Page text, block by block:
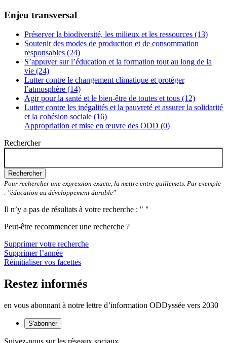
Enjeu transversal
Préserver la biodiversité, les milieux et les ressources (13)
Soutenir des modes de production et de consommation
responsables (24)
S’appuyer sur l’éducation et la formation tout au long de la
vie (24)
Lutter contre le changement climatique et protéger
l’atmosphère (14)
Agir pour la santé et le bien-être de toutes et tous (12)
Lutter contre les inégalités et la pauvreté et assurer la solidarité
et la cohésion sociale (16)
Appropriation et mise en œuvre des ODD (0)
Rechercher
Rechercher
Pour rechercher une expression exacte, la mettre entre guillemets. Par exemple
: "éducation au développement durable"
Il n’y a pas de résultats à votre recherche : " "
Peut-être recommencer une recherche ?
Supprimer votre recherche
Supprimer l’année
Réinitialiser vos facettes
Restez informés
en vous abonnant à notre lettre d’information ODDyssée vers 2030
S'abonner
Suivez-nous sur les réseaux sociaux